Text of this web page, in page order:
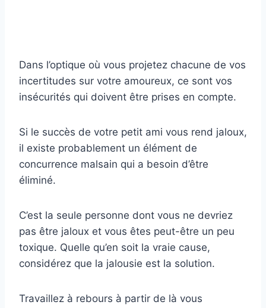
Dans l’optique où vous projetez chacune de vos
incertitudes sur votre amoureux, ce sont vos
insécurités qui doivent être prises en compte.
Si le succès de votre petit ami vous rend jaloux,
il existe probablement un élément de
concurrence malsain qui a besoin d’être
éliminé.
C’est la seule personne dont vous ne devriez
pas être jaloux et vous êtes peut-être un peu
toxique. Quelle qu’en soit la vraie cause,
considérez que la jalousie est la solution.
Travaillez à rebours à partir de là vous